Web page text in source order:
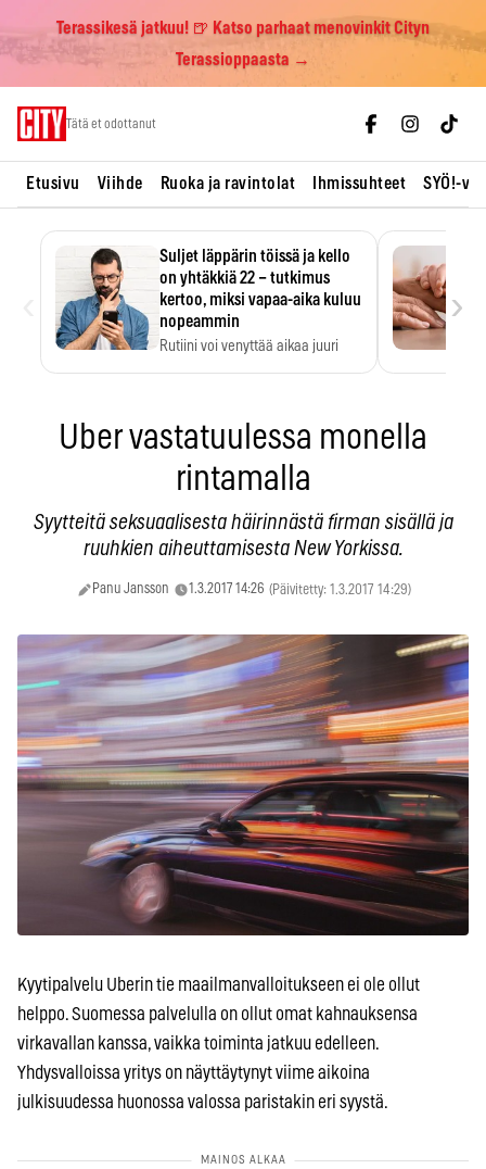
Terassikesä jatkuu! 🍺 Katso parhaat menovinkit Cityn
Terassioppaasta →
Tätä et odottanut
Etusivu Viihde Ruoka ja ravintolat Ihmissuhteet SYÖ!-
Suljet läppärin töissä ja kello
on yhtäkkiä 22 – tutkimus
kertoo, miksi vapaa-aika kuluu
nopeammin
Rutiini voi venyttää aikaa juuri
›
Uber vastatuulessa monella
rintamalla
Syytteitä seksuaalisesta häirinnästä firman sisällä ja
ruuhkien aiheuttamisesta New Yorkissa.
Panu Jansson 1.3.2017 14:26 (Päivitetty: 1.3.2017 14:29)
Kyytipalvelu Uberin tie maailmanvalloitukseen ei ole ollut
helppo. Suomessa palvelulla on ollut omat kahnauksensa
virkavallan kanssa, vaikka toiminta jatkuu edelleen.
Yhdysvalloissa yritys on näyttäytynyt viime aikoina
julkisuudessa huonossa valossa paristakin eri syystä.